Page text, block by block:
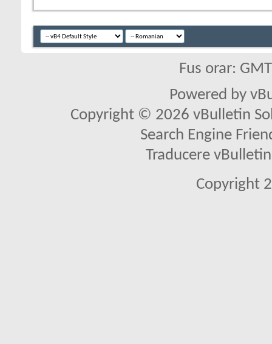
Fus orar:
Powered by
Copyright © 2026 vBulletin
Search Engine
Traducere
Copyright